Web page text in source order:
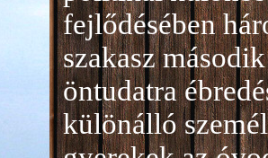
fejlődésében
szakasz
öntudatra
különálló